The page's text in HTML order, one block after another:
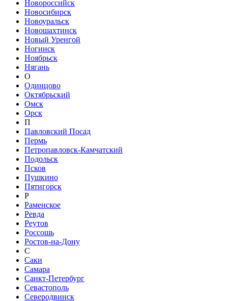
Новороссийск
Новосибирск
Новоуральск
Новошахтинск
Новый Уренгой
Ногинск
Ноябрьск
Нягань
О
Одинцово
Октябрьский
Омск
Орск
П
Павловский Посад
Пермь
Петропавловск-Камчатский
Подольск
Псков
Пушкино
Пятигорск
Р
Раменское
Ревда
Реутов
Россошь
Ростов-на-Дону
С
Саки
Самара
Санкт-Петербург
Севастополь
Северодвинск